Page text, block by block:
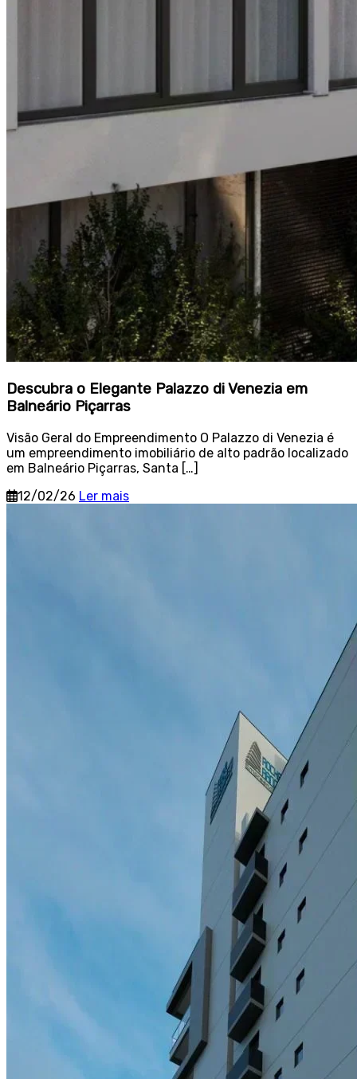
Descubra o Elegante Palazzo di Venezia em
Balneário Piçarras
Visão Geral do Empreendimento O Palazzo di Venezia é
um empreendimento imobiliário de alto padrão localizado
em Balneário Piçarras, Santa […]
12/02/26 Ler mais